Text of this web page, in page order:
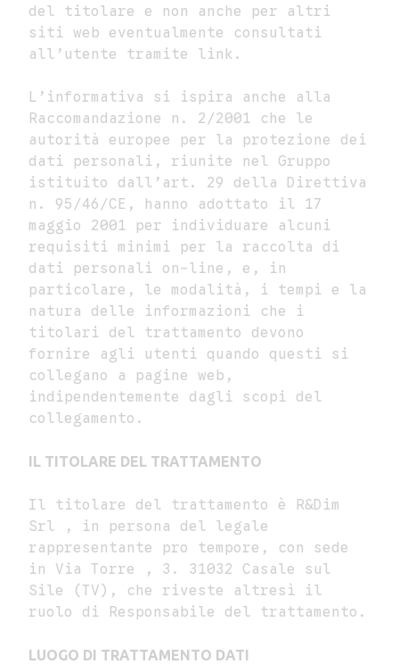
del titolare e non anche per altri
siti web eventualmente consultati
all’utente tramite link.
L’informativa si ispira anche alla
Raccomandazione n. 2/2001 che le
autorità europee per la protezione dei
dati personali, riunite nel Gruppo
istituito dall’art. 29 della Direttiva
n. 95/46/CE, hanno adottato il 17
maggio 2001 per individuare alcuni
requisiti minimi per la raccolta di
dati personali on-line, e, in
particolare, le modalità, i tempi e la
natura delle informazioni che i
titolari del trattamento devono
fornire agli utenti quando questi si
collegano a pagine web,
indipendentemente dagli scopi del
collegamento.
IL TITOLARE DEL TRATTAMENTO
Il titolare del trattamento è R&Dim
Srl , in persona del legale
rappresentante pro tempore, con sede
in Via Torre , 3. 31032 Casale sul
Sile (TV), che riveste altresì il
ruolo di Responsabile del trattamento.
LUOGO DI TRATTAMENTO DATI